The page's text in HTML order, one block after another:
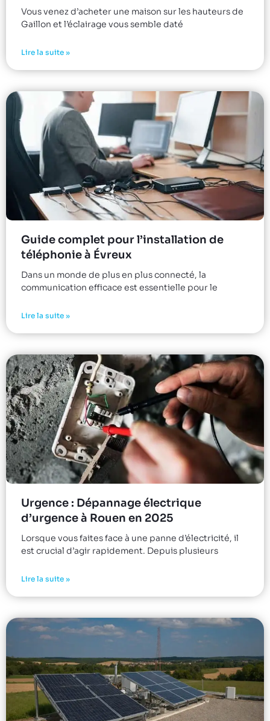
Vous venez d’acheter une maison sur les hauteurs de
Gaillon et l’éclairage vous semble daté
Lire la suite »
Guide complet pour l’installation de
téléphonie à Évreux
Dans un monde de plus en plus connecté, la
communication efficace est essentielle pour le
Lire la suite »
Urgence : Dépannage électrique
d’urgence à Rouen en 2025
Lorsque vous faites face à une panne d’électricité, il
est crucial d’agir rapidement. Depuis plusieurs
Lire la suite »